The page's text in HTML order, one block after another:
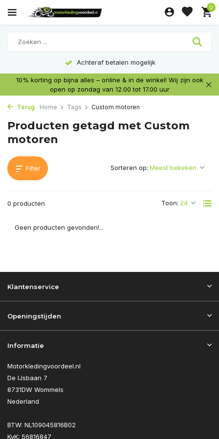
0
Achteraf betalen mogelijk
10% korting op bijna alles – online & in de winkel! Wij zijn ook
open op zondag van 12.00 tot 17.00 uur
Terug Home Tags Custom motoren
Producten getagd met Custom
motoren
Filter
0 producten Toon:
Sorteren op:
Geen producten gevonden!...
Klantenservice
Openingstijden
Informatie
Motorkledingvoordeel.nl
De IJsbaan 7
8731DW Wommels
Nederland
BTW: NL109045816B02
KvK: 56816847